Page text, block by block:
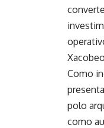
Como
polo
como